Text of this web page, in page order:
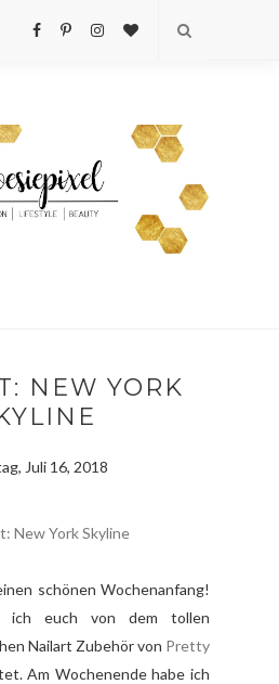
NEW YORK
Juli 16, 2018
schönen Wochenanfang!
ich euch von dem tollen
Nailart Zubehör von Pretty
Am Wochenende habe ich